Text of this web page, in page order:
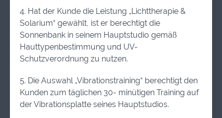
4. Hat der Kunde die Leistung „Lichttherapie &
Solarium“ gewählt, ist er berechtigt die
Sonnenbank in seinem Hauptstudio gemäß
Hauttypenbestimmung und UV-
Schutzverordnung zu nutzen.
5. Die Auswahl „Vibrationstraining“ berechtigt den
Kunden zum täglichen 30- minütigen Training auf
der Vibrationsplatte seines Hauptstudios.